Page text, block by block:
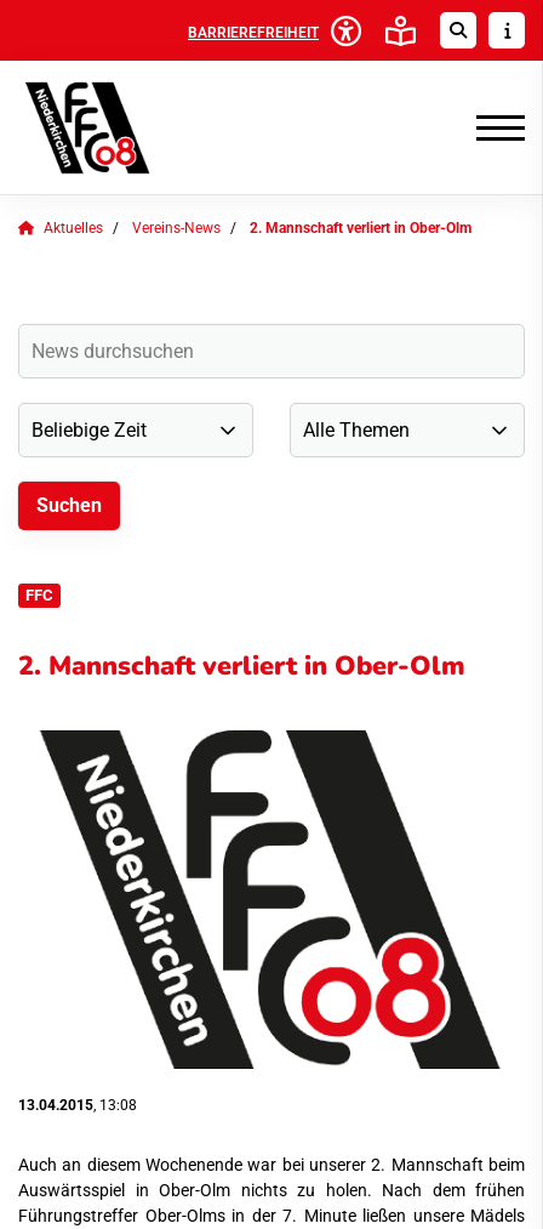
BARRIEREFREIHEIT
Aktuelles Vereins-News 2. Mannschaft verliert in Ober-Olm
FFC
2. Mannschaft verliert in Ober-Olm
13.04.2015 , 13:08
Auch an diesem Wochenende war bei unserer 2. Mannschaft beim
Auswärtsspiel in Ober-Olm nichts zu holen. Nach dem frühen
Führungstreffer Ober-Olms in der 7. Minute ließen unsere Mädels